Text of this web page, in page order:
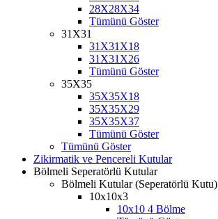
28X28X34
Tümünü Göster
31X31
31X31X18
31X31X26
Tümünü Göster
35X35
35X35X18
35X35X29
35X35X37
Tümünü Göster
Tümünü Göster
Zikirmatik ve Pencereli Kutular
Bölmeli Seperatörlü Kutular
Bölmeli Kutular (Seperatörlü Kutu)
10x10x3
10x10 4 Bölme